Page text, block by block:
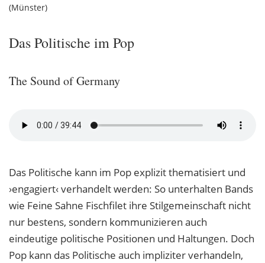
Münster
Das Politische im Pop
The Sound of Germany
Das Politische kann im Pop explizit thematisiert und
›engagiert‹ verhandelt werden: So unterhalten Bands
wie Feine Sahne Fischfilet ihre Stilgemeinschaft nicht
nur bestens, sondern kommunizieren auch
eindeutige politische Positionen und Haltungen. Doch
Pop kann das Politische auch impliziter verhandeln,